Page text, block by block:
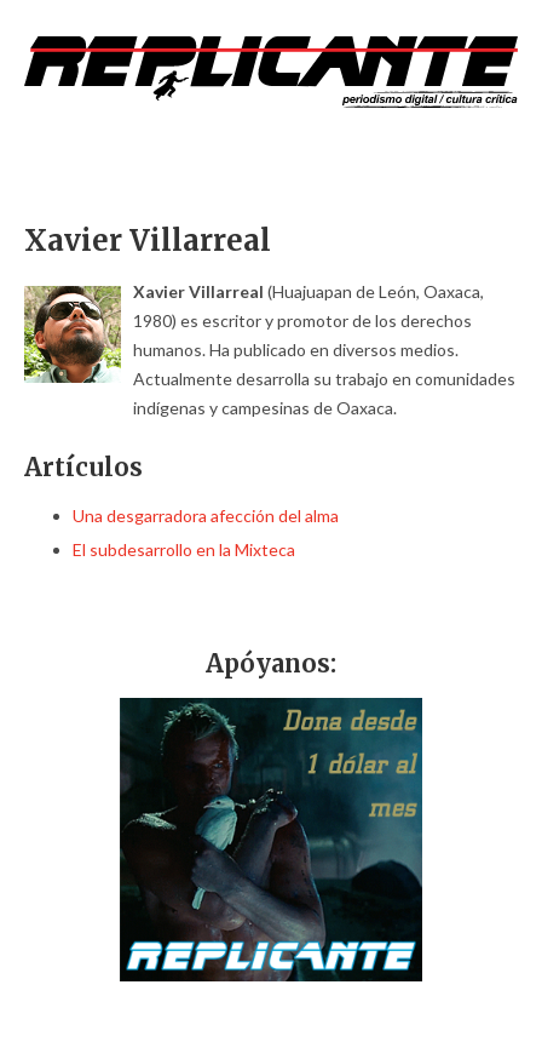
Xavier Villarreal
Xavier Villarreal (Huajuapan de León, Oaxaca,
1980) es escritor y promotor de los derechos
humanos. Ha publicado en diversos medios.
Actualmente desarrolla su trabajo en comunidades
indígenas y campesinas de Oaxaca.
Artículos
Una desgarradora afección del alma
El subdesarrollo en la Mixteca
Apóyanos: